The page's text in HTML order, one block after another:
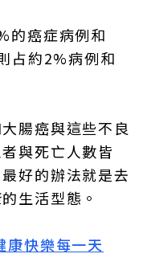
的癌症病例和
占約2%病例和
腸癌與這些不良
與死亡人數皆
好的辦法就是去
生活型態。
康快樂每一天